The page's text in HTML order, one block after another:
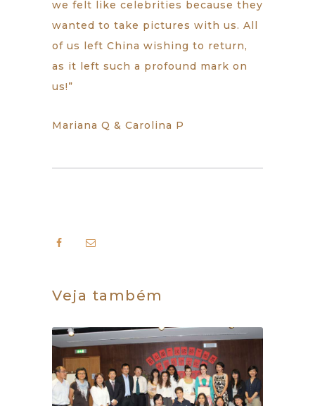
we felt like celebrities because they
wanted to take pictures with us. All
of us left China wishing to return,
as it left such a profound mark on
us!”
Mariana Q & Carolina P
Veja também